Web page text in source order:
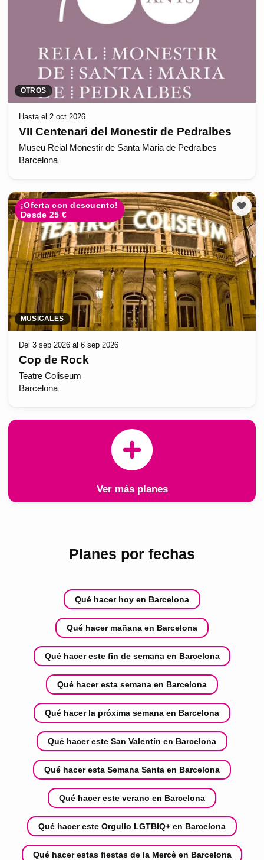
OTROS
Hasta el 2 oct 2026
VII Centenari del Monestir de Pedralbes
Museu Reial Monestir de Santa Maria de Pedralbes
Barcelona
¡Oferta con descuento!
Desde 25 €
MUSICALES
Del 3 sep 2026 al 6 sep 2026
Cop de Rock
Teatre Coliseum
Barcelona
Ver más planes
Planes por fechas
Qué hacer hoy en Barcelona
Qué hacer mañana en Barcelona
Qué hacer este fin de semana en Barcelona
Qué hacer esta semana en Barcelona
Qué hacer la próxima semana en Barcelona
Qué hacer este San Valentín en Barcelona
Qué hacer esta Semana Santa en Barcelona
Qué hacer este verano en Barcelona
Qué hacer este Orgullo LGTBIQ+ en Barcelona
Qué hacer estas fiestas de la Mercè en Barcelona